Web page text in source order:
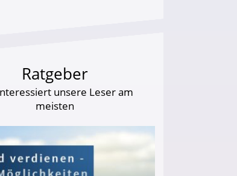
Ratgeber
unsere Leser am
meisten